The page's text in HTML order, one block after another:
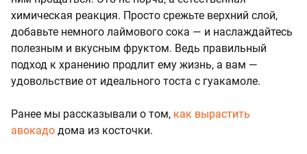
химическая реакция. Просто срежьте верхний слой,
добавьте немного лаймового сока — и наслаждайтесь
полезным и вкусным фруктом. Ведь правильный
подход к хранению продлит ему жизнь, а вам —
удовольствие от идеального тоста с гуакамоле.
Ранее мы рассказывали о том, как вырастить
авокадо дома из косточки.